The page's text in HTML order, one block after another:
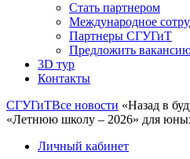
Стать партнером
Международное
Партнеры СГУГиТ
Предложить
3D тур
Контакты
СГУГиТВсе новости «Назад в
«Летнюю школу – 2026» для
Личный кабинет